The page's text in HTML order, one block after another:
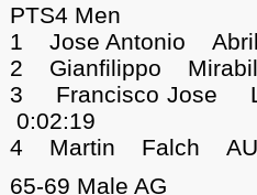
PTS4 Men
1 Jose Antonio
2 Gianfilippo
3 Francisco Jose
0:02:19
4 Martin Falch
65-69 Male AG